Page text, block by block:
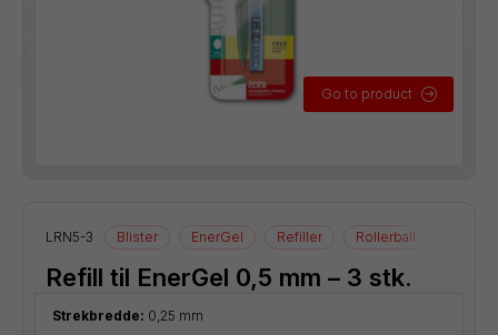
Go to product
LRN5-3 Blister EnerGel Refiller Rollerball
Refill til EnerGel 0,5 mm – 3 stk.
Strekbredde: 0,25 mm